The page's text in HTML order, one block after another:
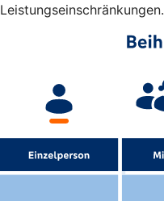
Leistungseinschränkungen.